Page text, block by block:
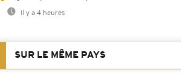
Il y a 4 heures
SUR LE MÊME PAYS